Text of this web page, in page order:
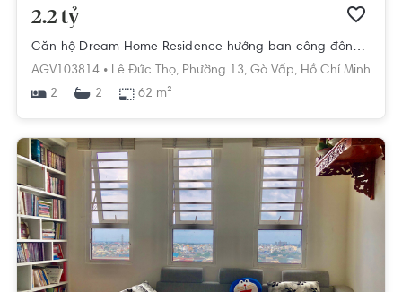
2.2 tỷ
Căn hộ Dream Home Residence hướng ban công đông bắc đầy đủ nội thất diện tích 62m²
AGV103814 • Lê Đức Thọ, Phường 13, Gò Vấp, Hồ Chí Minh
2
2 62 m²